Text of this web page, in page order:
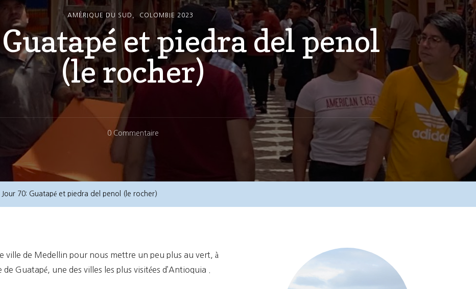
AMÉRIQUE DU SUD COLOMBIE 2023
et piedra del penol
(le rocher)
0 CommentaireSur
Piedra
Rocher)
Jour 70: Guatapé et piedra del penol (le rocher)
ville de Medellin pour nous mettre un peu plus au vert, à
de Guatapé, une des villes les plus visitées d’Antioquia .